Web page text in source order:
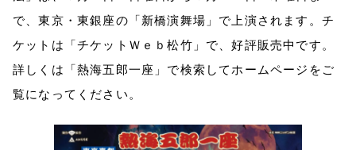
で、東京・東銀座の「新橋演舞場」で上演されます。チ
ケットは「チケットＷｅｂ松竹」で、好評販売中です。
詳しくは「熱海五郎一座」で検索してホームページをご
覧になってください。